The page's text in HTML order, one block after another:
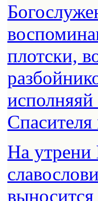
плотски,
Спасителя
На утрени